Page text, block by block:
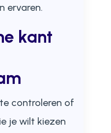
ervaren.
kant
controleren of
je wilt kiezen